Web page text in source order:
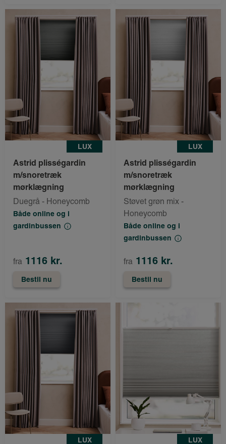
LUX
Astrid plisségardin
m/snoretræk
mørklægning
Duegrå - Honeycomb
Både online og i
gardinbussen
fra 1116 kr.
Bestil nu
LUX
Astrid plisségardin
m/snoretræk
mørklægning
Støvet grøn mix -
Honeycomb
Både online og i
gardinbussen
fra 1116 kr.
Bestil nu
LUX LUX